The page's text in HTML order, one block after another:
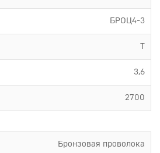
БРОЦ4-3
3,6
2700
Бронзовая проволока